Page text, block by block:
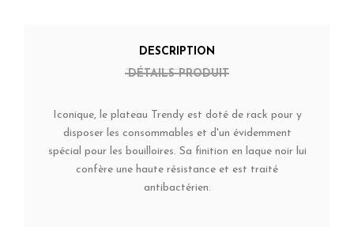
DESCRIPTION
DÉTAILS PRODUIT
Iconique, le plateau Trendy est doté de rack pour y
disposer les consommables et d'un évidemment
spécial pour les bouilloires. Sa finition en laque noir lui
confère une haute résistance et est traité
antibactérien.